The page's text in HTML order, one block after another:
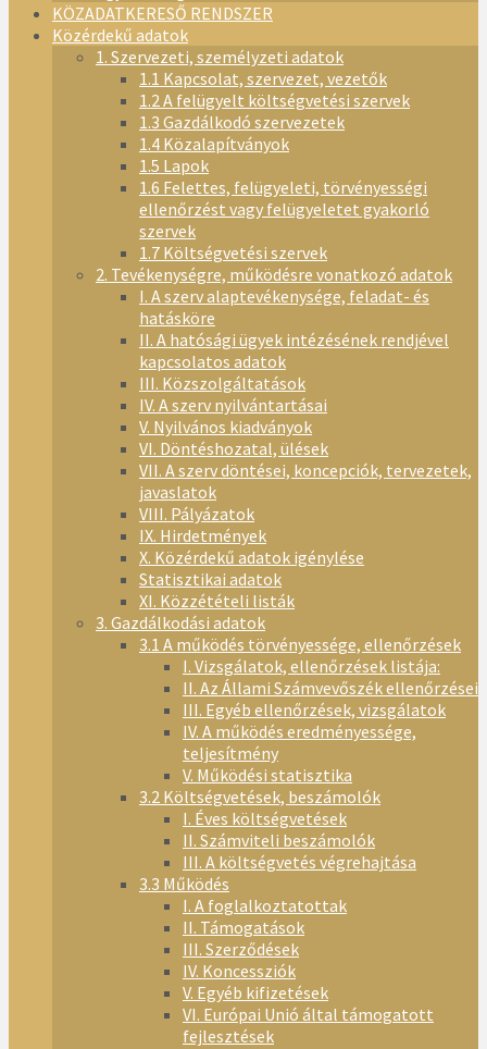
KÖZADATKERESŐ RENDSZER
Közérdekű adatok
1. Szervezeti, személyzeti adatok
1.1 Kapcsolat, szervezet, vezetők
1.2 A felügyelt költségvetési szervek
1.3 Gazdálkodó szervezetek
1.4 Közalapítványok
1.5 Lapok
1.6 Felettes, felügyeleti, törvényességi
ellenőrzést vagy felügyeletet gyakorló
szervek
1.7 Költségvetési szervek
2. Tevékenységre, működésre vonatkozó adatok
I. A szerv alaptevékenysége, feladat- és
hatásköre
II. A hatósági ügyek intézésének rendjével
kapcsolatos adatok
III. Közszolgáltatások
IV. A szerv nyilvántartásai
V. Nyilvános kiadványok
VI. Döntéshozatal, ülések
VII. A szerv döntései, koncepciók, tervezetek,
javaslatok
VIII. Pályázatok
IX. Hirdetmények
X. Közérdekű adatok igénylése
Statisztikai adatok
XI. Közzétételi listák
3. Gazdálkodási adatok
3.1 A működés törvényessége, ellenőrzések
I. Vizsgálatok, ellenőrzések listája:
II. Az Állami Számvevőszék ellenőrzései
III. Egyéb ellenőrzések, vizsgálatok
IV. A működés eredményessége,
teljesítmény
V. Működési statisztika
3.2 Költségvetések, beszámolók
I. Éves költségvetések
II. Számviteli beszámolók
III. A költségvetés végrehajtása
3.3 Működés
I. A foglalkoztatottak
II. Támogatások
III. Szerződések
IV. Koncessziók
V. Egyéb kifizetések
VI. Európai Unió által támogatott
fejlesztések